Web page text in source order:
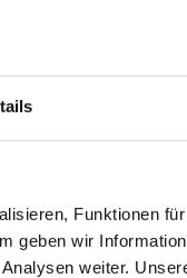
Funktionen
geben wir
weiter.